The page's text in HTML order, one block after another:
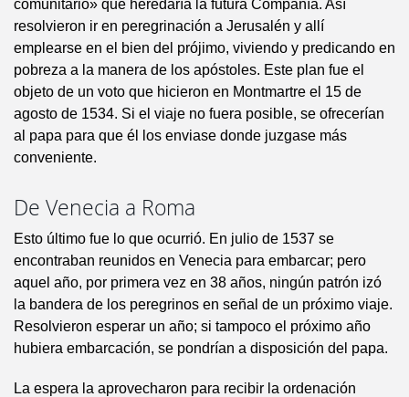
comunitario» que heredaría la futura Compañía. Así
resolvieron ir en peregrinación a Jerusalén y allí
emplearse en el bien del prójimo, viviendo y predicando en
pobreza a la manera de los apóstoles. Este plan fue el
objeto de un voto que hicieron en Montmartre el 15 de
agosto de 1534. Si el viaje no fuera posible, se ofrecerían
al papa para que él los enviase donde juzgase más
conveniente.
De Venecia a Roma
Esto último fue lo que ocurrió. En julio de 1537 se
encontraban reunidos en Venecia para embarcar; pero
aquel año, por primera vez en 38 años, ningún patrón izó
la bandera de los peregrinos en señal de un próximo viaje.
Resolvieron esperar un año; si tampoco el próximo año
hubiera embarcación, se pondrían a disposición del papa.
La espera la aprovecharon para recibir la ordenación